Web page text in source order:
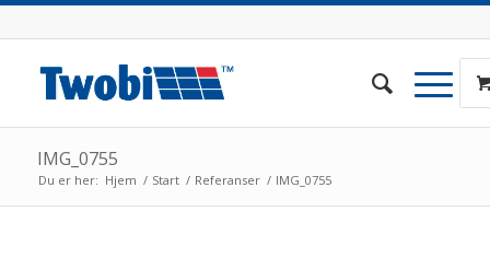
IMG_0755
Du er her: Hjem / Start / Referanser / IMG_0755